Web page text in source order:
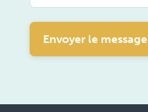
Envoyer le message